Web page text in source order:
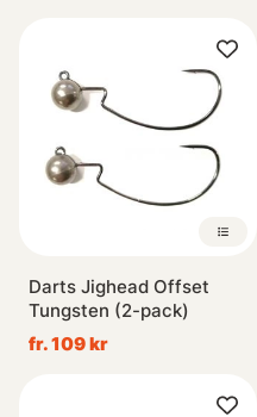
Darts Jighead Offset
Tungsten (2-pack)
fr. 109 kr